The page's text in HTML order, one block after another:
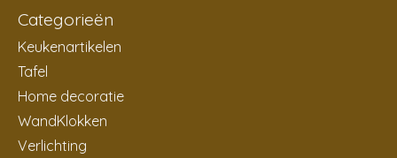
Categorieën
Keukenartikelen
Tafel
Home decoratie
WandKlokken
Verlichting